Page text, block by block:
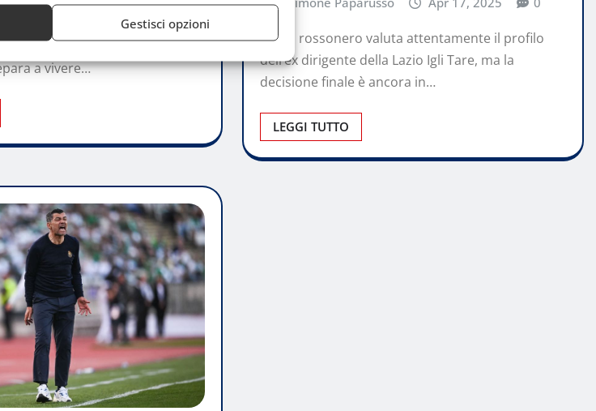
Gestisci opzioni
tra sport, cultura e
di Milano Cortina 2026 La
a vivere…
Il club rossonero valuta attentamente il profilo
dell’ex dirigente della Lazio Igli Tare, ma la
decisione finale è ancora in…
LEGGI TUTTO